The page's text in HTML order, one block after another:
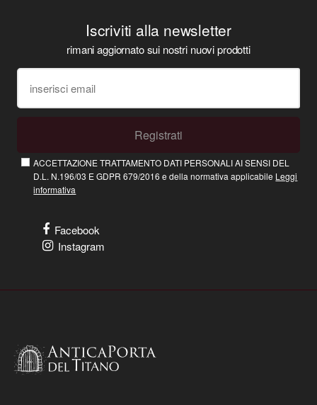
Iscriviti alla newsletter
rimani aggiornato sui nostri nuovi prodotti
Registrati
ACCETTAZIONE TRATTAMENTO DATI PERSONALI AI SENSI DEL
D.L. N.196/03 E GDPR 679/2016 e della normativa applicabile Leggi
informativa
Facebook
Instagram